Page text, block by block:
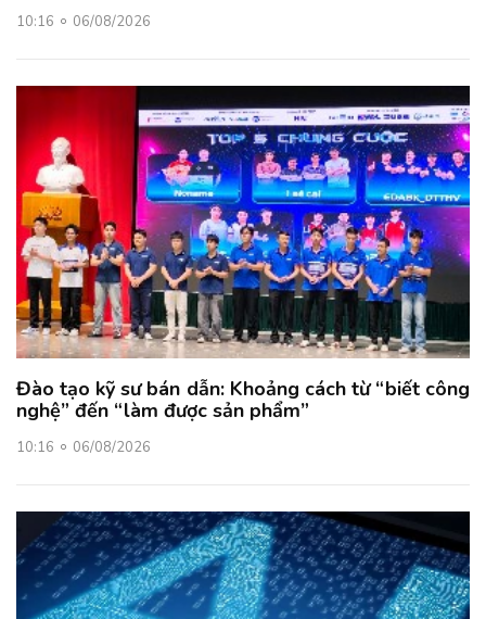
10:16 06/08/2026
Đào tạo kỹ sư bán dẫn: Khoảng cách từ “biết công
nghệ” đến “làm được sản phẩm”
10:16 06/08/2026